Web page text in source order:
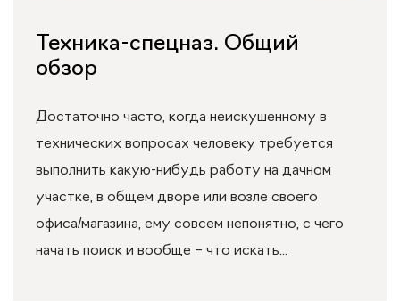
Техника-спецназ. Общий
обзор
Достаточно часто, когда неискушенному в
технических вопросах человеку требуется
выполнить какую-нибудь работу на дачном
участке, в общем дворе или возле своего
офиса/магазина, ему совсем непонятно, с чего
начать поиск и вообще – что искать...